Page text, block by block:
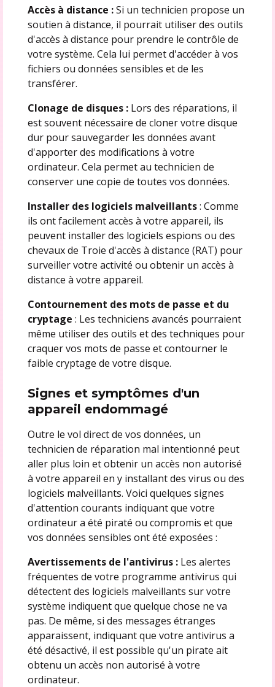
Accès à distance :Si un technicien propose un
soutien à distance, il pourrait utiliser des outils
d'accès à distance pour prendre le contrôle de
votre système. Cela lui permet d'accéder à vos
fichiers ou données sensibles et de les
transférer.
Clonage de disques :Lors des réparations, il
est souvent nécessaire de cloner votre disque
dur pour sauvegarder les données avant
d'apporter des modifications à votre
ordinateur. Cela permet au technicien de
conserver une copie de toutes vos données.
Installer des logiciels malveillants: Comme
ils ont facilement accès à votre appareil, ils
peuvent installer des logiciels espions ou des
chevaux de Troie d'accès à distance (RAT) pour
surveiller votre activité ou obtenir un accès à
distance à votre appareil.
Contournement des mots de passe et du
cryptage : Les techniciens avancés pourraient
même utiliser des outils et des techniques pour
craquer vos mots de passe et contourner le
faible cryptage de votre disque.
Signes et symptômes d'un
appareil endommagé
Outre le vol direct de vos données, un
technicien de réparation mal intentionné peut
aller plus loin et obtenir un accès non autorisé
à votre appareil en y installant des virus ou des
logiciels malveillants. Voici quelques signes
d'attention courants indiquant que votre
ordinateur a été piraté ou compromis et que
vos données sensibles ont été exposées :
Avertissements de l'antivirus : Les alertes
fréquentes de votre programme antivirus qui
détectent des logiciels malveillants sur votre
système indiquent que quelque chose ne va
pas. De même, si des messages étranges
apparaissent, indiquant que votre antivirus a
été désactivé, il est possible qu'un pirate ait
obtenu un accès non autorisé à votre
ordinateur.